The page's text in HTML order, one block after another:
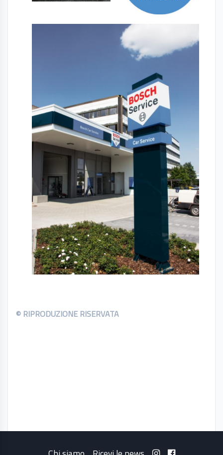
© RIPRODUZIONE RISERVATA